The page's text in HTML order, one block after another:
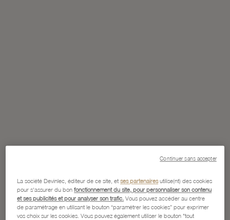
La société Devinlec, éditeur de ce site, etses partenairesutilise(nt) des cookies
pour s'assurer du bonfonctionnement du site, pour personnaliser son contenu
et ses publicités et pour analyser son trafic. Vous pouvez accéder au centre
de paramétrage en utilisant le bouton “paramétrer les cookies” pour exprimer
vos choix sur les cookies. Vous pouvez également utiliser le bouton "tout
Continuer sans accepter